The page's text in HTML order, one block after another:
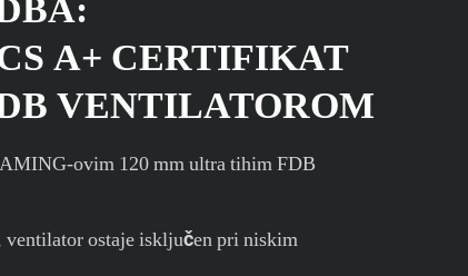
A+ CERTIFIKAT
VENTILATOROM
ovim 120 mm ultra tihim FDB
ventilator ostaje isključen pri niskim